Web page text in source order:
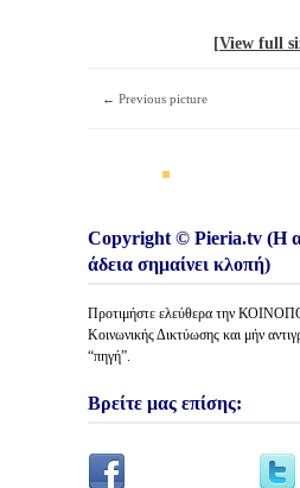
[View full
← Previous picture
Copyright © Pieria.tv (Η
άδεια σημαίνει κλοπή)
Προτιμήστε ελεύθερα την
Κοινωνικής Δικτύωσης και μήν
“πηγή”.
Βρείτε μας επίσης: